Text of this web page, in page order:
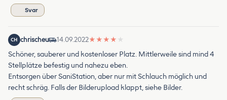
Svar
CH chrischeu 14.09.2022★ ★ ★ ★ ★
Schöner, sauberer und kostenloser Platz. Mittlerweile sind mind 4
Stellplätze befestig und nahezu eben.
Entsorgen über SaniStation, aber nur mit Schlauch möglich und
recht schräg. Falls der Bilderupload klappt, siehe Bilder.